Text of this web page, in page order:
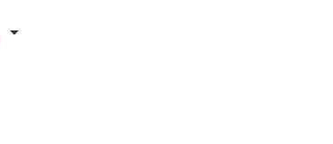
